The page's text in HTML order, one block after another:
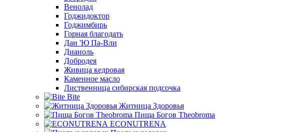
Венолад
Годжидоктор
Годжимбирь
Горная благодать
Дан 'Ю Па-Вли
Дианоль
Добродея
Живица кедровая
Каменное масло
Лиственница сибирская подсочка
Bite
Житница Здоровья
Пища Богов Theobroma
ECONUTRENA